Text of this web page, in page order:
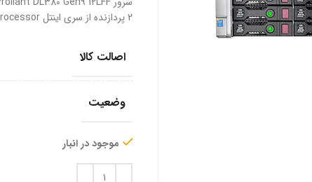
2 پردازنده از سری اینتل Xeon Scalable Processor را پشتیبانی می‌کند.
اصالت کالا
وضعیت
موجود در انبار